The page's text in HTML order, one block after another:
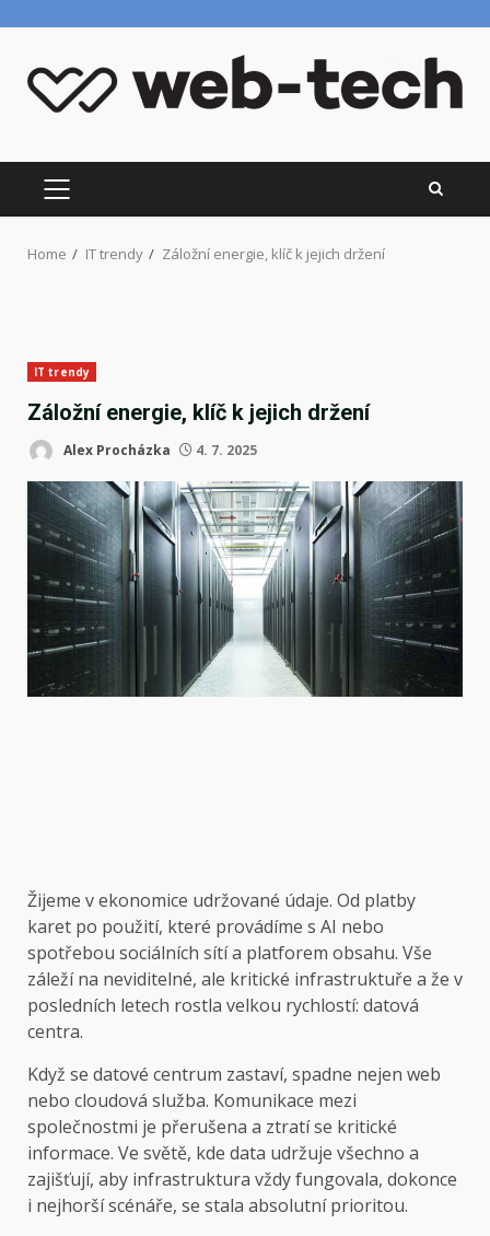
content
PRIMARY
MENU
Home IT trendy Záložní energie, klíč k jejich držení
IT trendy
Záložní energie, klíč k jejich držení
Alex Procházka 4. 7. 2025
Žijeme v ekonomice udržované údaje. Od platby
karet po použití, které provádíme s AI nebo
spotřebou sociálních sítí a platforem obsahu. Vše
záleží na neviditelné, ale kritické infrastruktuře a že v
posledních letech rostla velkou rychlostí: datová
centra.
Když se datové centrum zastaví, spadne nejen web
nebo cloudová služba. Komunikace mezi
společnostmi je přerušena a ztratí se kritické
informace. Ve světě, kde data udržuje všechno a
zajišťují, aby infrastruktura vždy fungovala, dokonce
i nejhorší scénáře, se stala absolutní prioritou.